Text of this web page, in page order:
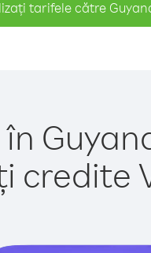
tarifele către
credite